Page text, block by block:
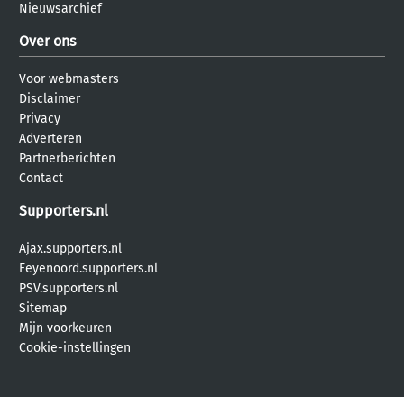
Nieuwsarchief
Over ons
Voor webmasters
Disclaimer
Privacy
Adverteren
Partnerberichten
Contact
Supporters.nl
Ajax.supporters.nl
Feyenoord.supporters.nl
PSV.supporters.nl
Sitemap
Mijn voorkeuren
Cookie-instellingen